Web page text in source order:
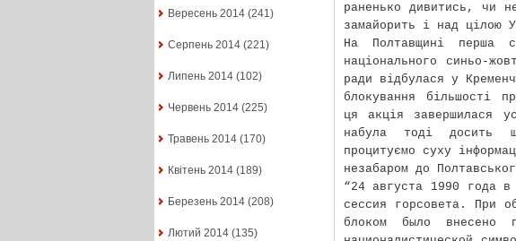
Вересень 2014(241)
Серпень 2014(221)
Липень 2014(102)
Червень 2014(225)
Травень 2014(170)
Квітень 2014(189)
Березень 2014(208)
Лютий 2014(135)
раненько дивитись, чи
замайорить і над цілою
На Полтавщині перша
національного синьо-
ради відбулася у
блокування більшості
ця акція завершилася
набула тоді досить
процитуємо суху
незабаром до
“24 августа 1990 года
сессия горсовета. При
блоком было внесено